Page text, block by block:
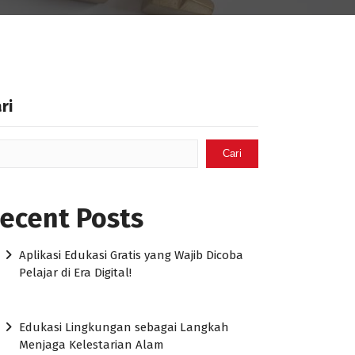
Cari
Posts
Aplikasi Edukasi Gratis yang Wajib Dicoba
Pelajar di Era Digital!
Edukasi Lingkungan sebagai Langkah
Menjaga Kelestarian Alam